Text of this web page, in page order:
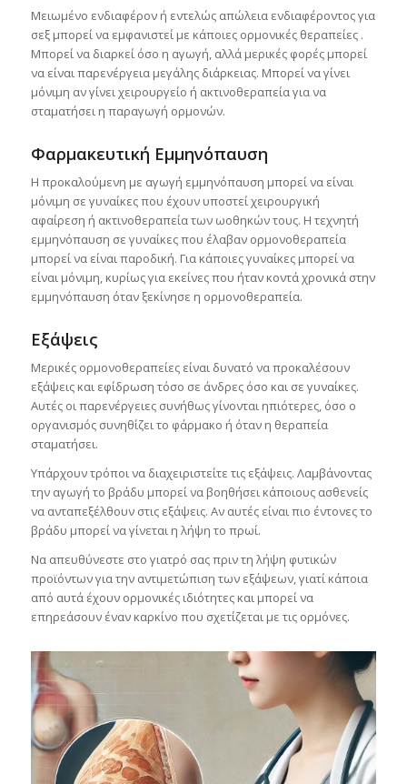
Μειωμένο ενδιαφέρον ή εντελώς απώλεια ενδιαφέροντος για
σεξ μπορεί να εμφανιστεί με κάποιες ορμονικές θεραπείες .
Μπορεί να διαρκεί όσο η αγωγή, αλλά μερικές φορές μπορεί
να είναι παρενέργεια μεγάλης διάρκειας. Μπορεί να γίνει
μόνιμη αν γίνει χειρουργείο ή ακτινοθεραπεία για να
σταματήσει η παραγωγή ορμονών.
Φαρμακευτική Εμμηνόπαυση
Η προκαλούμενη με αγωγή εμμηνόπαυση μπορεί να είναι
μόνιμη σε γυναίκες που έχουν υποστεί χειρουργική
αφαίρεση ή ακτινοθεραπεία των ωοθηκών τους. Η τεχνητή
εμμηνόπαυση σε γυναίκες που έλαβαν ορμονοθεραπεία
μπορεί να είναι παροδική. Για κάποιες γυναίκες μπορεί να
είναι μόνιμη, κυρίως για εκείνες που ήταν κοντά χρονικά στην
εμμηνόπαυση όταν ξεκίνησε η ορμονοθεραπεία.
Εξάψεις
Μερικές ορμονοθεραπείες είναι δυνατό να προκαλέσουν
εξάψεις και εφίδρωση τόσο σε άνδρες όσο και σε γυναίκες.
Αυτές οι παρενέργειες συνήθως γίνονται ηπιότερες, όσο ο
οργανισμός συνηθίζει το φάρμακο ή όταν η θεραπεία
σταματήσει.
Υπάρχουν τρόποι να διαχειριστείτε τις εξάψεις. Λαμβάνοντας
την αγωγή το βράδυ μπορεί να βοηθήσει κάποιους ασθενείς
να ανταπεξέλθουν στις εξάψεις. Αν αυτές είναι πιο έντονες το
βράδυ μπορεί να γίνεται η λήψη το πρωί.
Να απευθύνεστε στο γιατρό σας πριν τη λήψη φυτικών
προϊόντων για την αντιμετώπιση των εξάψεων, γιατί κάποια
από αυτά έχουν ορμονικές ιδιότητες και μπορεί να
επηρεάσουν έναν καρκίνο που σχετίζεται με τις ορμόνες.